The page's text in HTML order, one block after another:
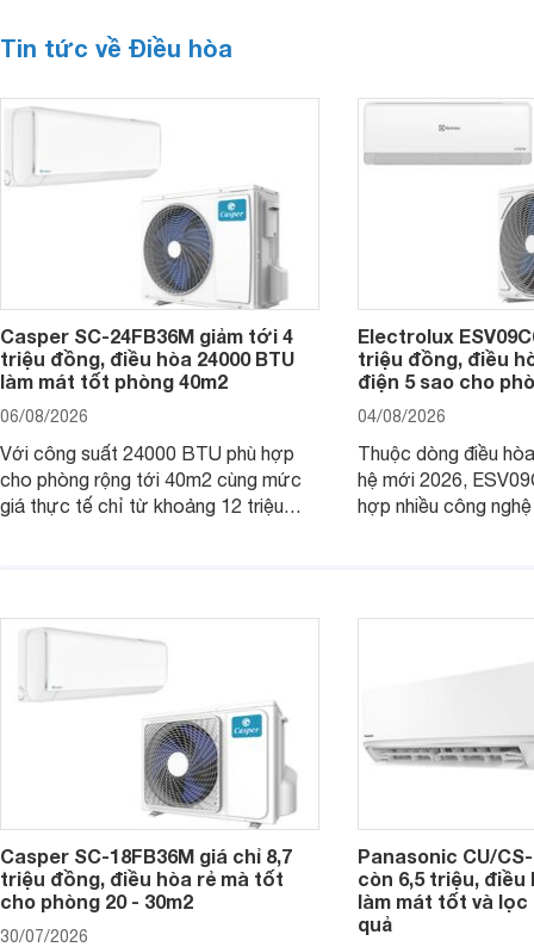
Tin tức về Điều hòa
Casper SC-24FB36M giảm tới 4
triệu đồng, điều hòa 24000 BTU
làm mát tốt phòng 40m2
06/08/2026
Với công suất 24000 BTU phù hợp
cho phòng rộng tới 40m2 cùng mức
giá thực tế chỉ từ khoảng 12 triệu
Electrolux
triệu đồng, điều
điện 5 sao cho
04/08/2026
Thuộc dòng điều
hệ mới 2026,
hợp nhiều công
Casper SC-18FB36M giá chỉ 8,7
triệu đồng, điều hòa rẻ mà tốt
cho phòng 20 - 30m2
30/07/2026
Panasonic CU/
còn 6,5 triệu, điều
làm mát tốt và lọc
quả